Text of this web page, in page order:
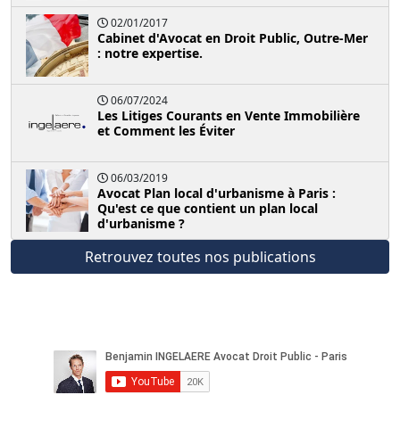
02/01/2017
Cabinet d'Avocat en Droit Public, Outre-Mer
: notre expertise.
06/07/2024
Les Litiges Courants en Vente Immobilière
et Comment les Éviter
06/03/2019
Avocat Plan local d'urbanisme à Paris :
Qu'est ce que contient un plan local
d'urbanisme ?
Retrouvez toutes nos publications